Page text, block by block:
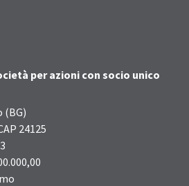
per azioni con socio unico
(BG)
24125